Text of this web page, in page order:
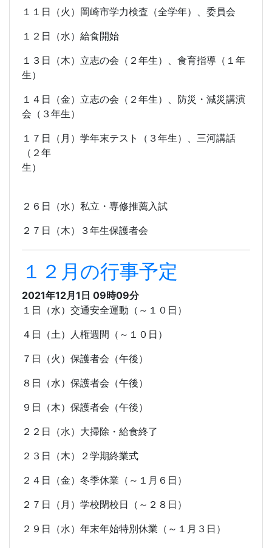
１１日（火）岡崎市学力検査（全学年）、委員会
１２日（水）給食開始
１３日（木）立志の会（２年生）、食育指導（１年
生）
１４日（金）立志の会（２年生）、防災・減災講演
会（３年生）
１７日（月）学年末テスト（３年生）、三河講話
（２年
生）
２６日（水）私立・専修推薦入試
２７日（木）３年生保護者会
１２月の行事予定
2021年12月1日 09時09分
１日（水）交通安全運動（～１０日）
４日（土）人権週間（～１０日）
７日（火）保護者会（午後）
８日（水）保護者会（午後）
９日（木）保護者会（午後）
２２日（水）大掃除・給食終了
２３日（木）２学期終業式
２４日（金）冬季休業（～１月６日）
２７日（月）学校閉校日（～２８日）
２９日（水）年末年始特別休業（～１月３日）